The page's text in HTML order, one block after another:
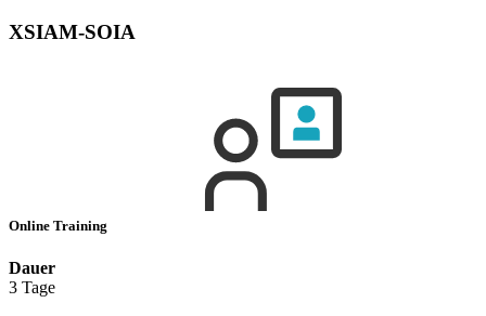
XSIAM-SOIA
Online Training
Dauer
3 Tage